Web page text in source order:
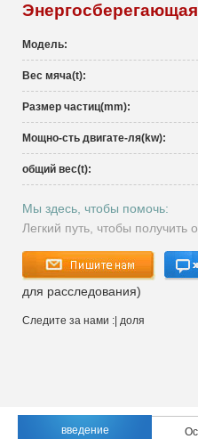
Модель:
Вес мяча(t):
Размер частиц(mm):
Мощно-сть двигате-ля(kw):
общий вес(t):
Мы здесь, чтобы помочь:
Легкий путь, чтобы получить
для расследования)
Следите за нами : | доля
введение